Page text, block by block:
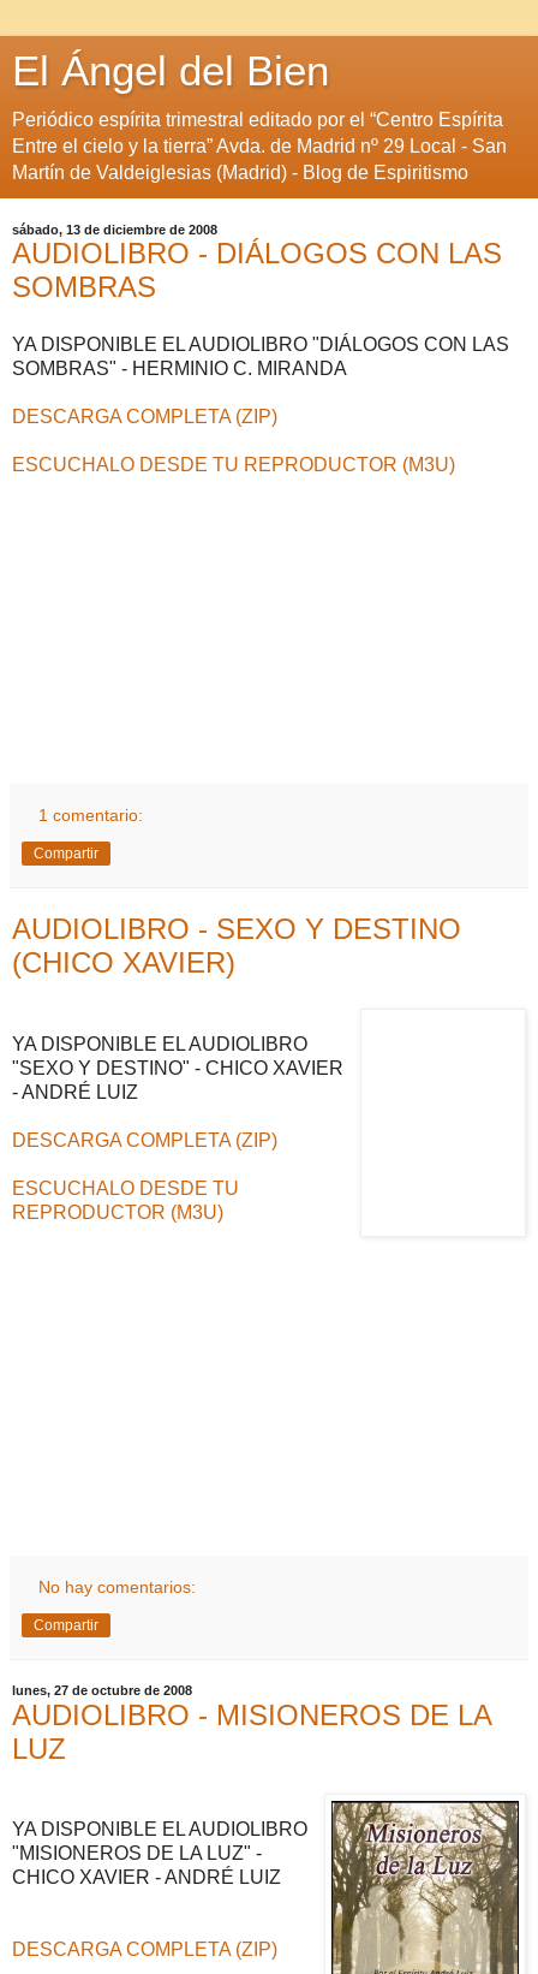
El Ángel del Bien
Periódico espírita trimestral editado por el “Centro Espírita
Entre el cielo y la tierra” Avda. de Madrid nº 29 Local - San
Martín de Valdeiglesias (Madrid) - Blog de Espiritismo
sábado, 13 de diciembre de 2008
AUDIOLIBRO - DIÁLOGOS CON LAS
SOMBRAS
YA DISPONIBLE EL AUDIOLIBRO "DIÁLOGOS CON LAS
SOMBRAS" - HERMINIO C. MIRANDA
DESCARGA COMPLETA (ZIP)
ESCUCHALO DESDE TU REPRODUCTOR (M3U)
1 comentario:
Compartir
AUDIOLIBRO - SEXO Y DESTINO
(CHICO XAVIER)
YA DISPONIBLE EL AUDIOLIBRO
"SEXO Y DESTINO" - CHICO XAVIER
- ANDRÉ LUIZ
DESCARGA COMPLETA (ZIP)
ESCUCHALO DESDE TU
REPRODUCTOR (M3U)
No hay comentarios:
Compartir
lunes, 27 de octubre de 2008
AUDIOLIBRO - MISIONEROS DE LA
LUZ
YA DISPONIBLE EL AUDIOLIBRO
"MISIONEROS DE LA LUZ" -
CHICO XAVIER - ANDRÉ LUIZ
DESCARGA COMPLETA (ZIP)